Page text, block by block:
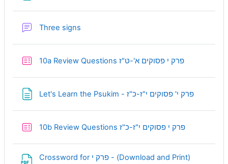
Three signs
10a Review Questions פרק י פסוקים א'-ט"זQuiz
Let's Learn the Psukim - פרק י' פסוקים י"ז-כ"זPage
10b Review Questions פרק י פסוקים י"ז-כ"זQuiz
Crossword for פרק י - (Download and Print)